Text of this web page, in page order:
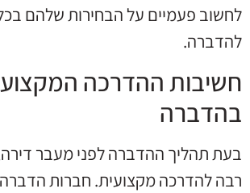
לחשוב פעמיים על הבחירות שלהם
להדברה.
חשיבות ההדרכה
בהדברה
בעת תהליך ההדברה לפני מעבר
רבה להדרכה מקצועית. חברות